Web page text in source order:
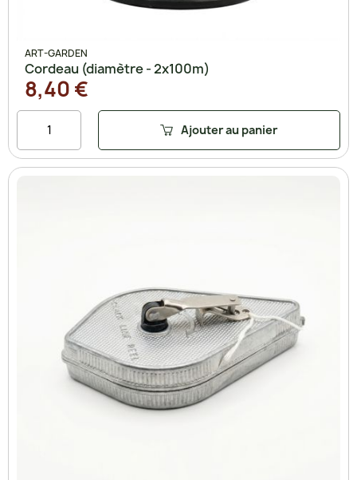
ART-GARDEN
Cordeau (diamètre - 2x100m)
8,40 €
Ajouter au panier